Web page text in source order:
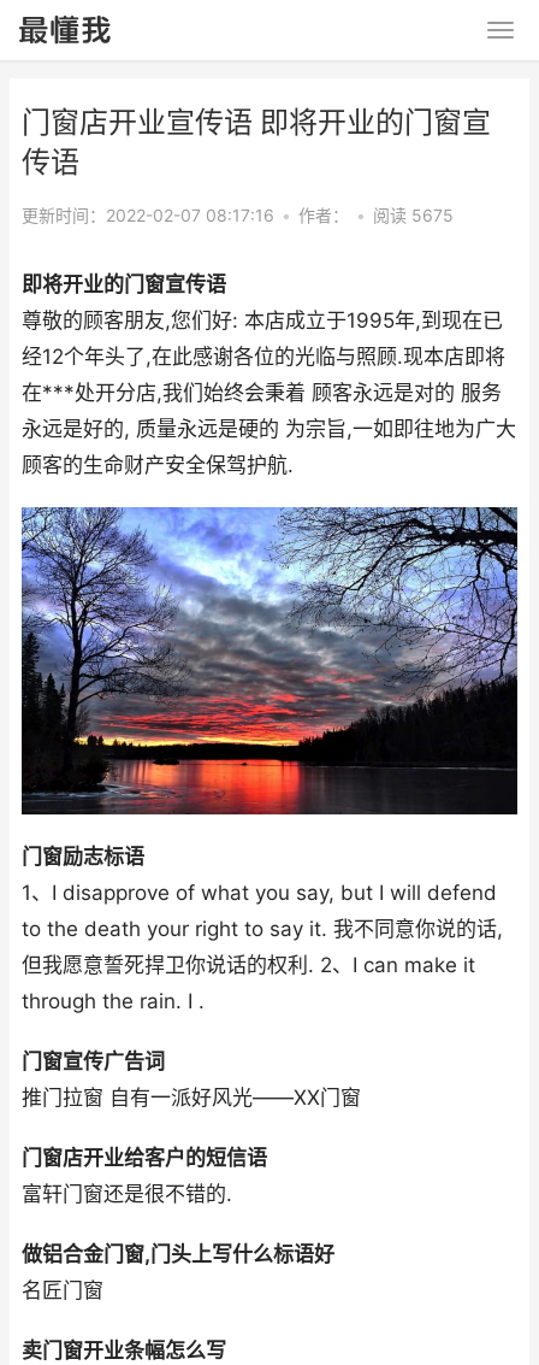
门窗店开业宣传语 即将开业的门窗宣
传语
更新时间：2022-02-07 08:17:16 • 作者： • 阅读 5675
即将开业的门窗宣传语
尊敬的顾客朋友,您们好: 本店成立于1995年,到现在已
经12个年头了,在此感谢各位的光临与照顾.现本店即将
在***处开分店,我们始终会秉着 顾客永远是对的 服务
永远是好的, 质量永远是硬的 为宗旨,一如即往地为广大
顾客的生命财产安全保驾护航.
门窗励志标语
1、I disapprove of what you say, but I will defend
to the death your right to say it. 我不同意你说的话,
但我愿意誓死捍卫你说话的权利. 2、I can make it
through the rain. I .
门窗宣传广告词
推门拉窗 自有一派好风光——XX门窗
门窗店开业给客户的短信语
富轩门窗还是很不错的.
做铝合金门窗,门头上写什么标语好
名匠门窗
卖门窗开业条幅怎么写